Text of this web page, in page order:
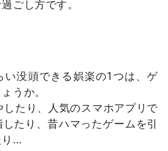
ごし方です。
い没頭できる娯楽の1つは、ゲ
うか。
したり、人気のスマホアプリで
たり、昔ハマったゲームを引
り…